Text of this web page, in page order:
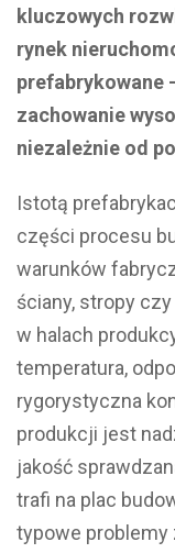
kluczowych
rynek
prefabrykowane
zachowanie
niezależnie od
Istotą
części procesu
warunków
ściany, stropy
w halach
temperatura,
rygorystyczna
produkcji jest
jakość
trafi na plac
typowe problemy